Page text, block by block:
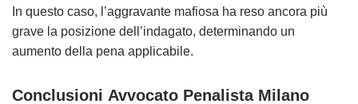
In questo caso, l’aggravante mafiosa ha reso ancora più
grave la posizione dell’indagato, determinando un
aumento della pena applicabile.
Conclusioni Avvocato Penalista Milano